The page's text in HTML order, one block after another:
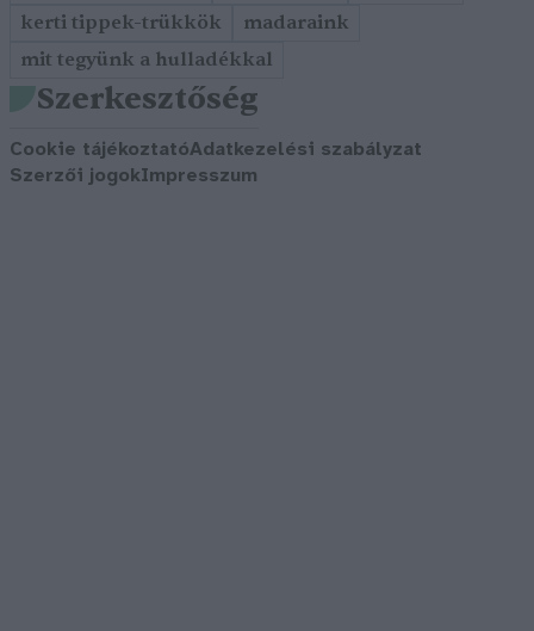
kerti tippek-trükkök
madaraink
mit tegyünk a hulladékkal
Szerkesztőség
Cookie tájékoztatóAdatkezelési szabályzat
Szerzői jogokImpresszum